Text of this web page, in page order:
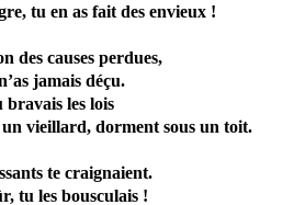
tu en as fait des envieux !
des causes perdues,
jamais déçu.
bravais les lois
vieillard, dorment sous un toit.
te craignaient.
tu les bousculais !